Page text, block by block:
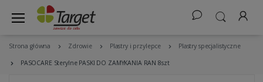
Strona główna Zdrowie Plastry i przylepce Plastry specjalistyczne
PASOCARE Sterylne PASKI DO ZAMYKANIA RAN 8szt